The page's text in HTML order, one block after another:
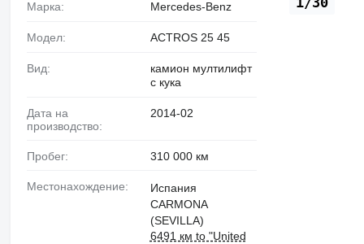
Марка: Mercedes-Benz
Модел: ACTROS 25 45
Вид:
камион мултилифт
с кука
Дата на
производство:
2014-02
Пробег: 310 000 км
Местонахождение:
Испания
CARMONA
(SEVILLA)
6491 км to "United